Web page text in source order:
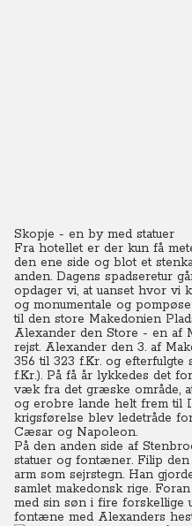
Skopje - en by med statuer
Fra hotellet er der kun få
den ene side og blot et
anden. Dagens spadseretur
opdager vi, at uanset hvor vi
og monumentale og
til den store Makedonien
Alexander den Store - en af
rejst. Alexander den 3. af
356 til 323 f.Kr. og efterfulgte
f.Kr.). På få år lykkedes det
væk fra det græske område,
og erobre lande helt frem til
krigsførelse blev ledetråde
Cæsar og Napoleon.
På den anden side af
statuer og fontæner. Filip
arm som sejrstegn. Han
samlet makedonsk rige.
med sin søn i fire forskellige
fontæne med Alexanders